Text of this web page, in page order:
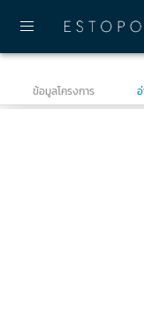
ข้อมูลโครงการ